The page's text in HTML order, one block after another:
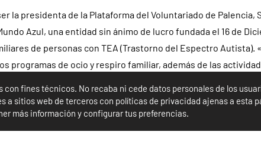
la presidenta de la Plataforma del Voluntariado de Palencia,
Azul, una entidad sin ánimo de lucro fundada el 16 de
de personas con TEA (Trastorno del Espectro
programas de ocio y respiro familiar, además de las
horizontes y a los que el trabajo como voluntarios les
fines técnicos. No recaba ni cede datos personales de los
a sitios web de terceros con políticas de privacidad ajenas a esta
más información y configurar tus preferencias.